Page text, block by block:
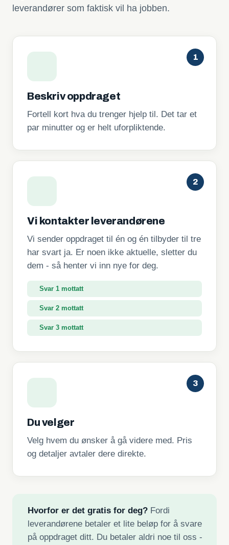
leverandører som faktisk vil ha jobben.
1
Beskriv oppdraget
Fortell kort hva du trenger hjelp til. Det tar et
par minutter og er helt uforpliktende.
2
Vi kontakter leverandørene
Vi sender oppdraget til én og én tilbyder til tre
har svart ja. Er noen ikke aktuelle, sletter du
dem - så henter vi inn nye for deg.
Svar 2 mottatt
Svar 3 mottatt
3
Du velger
Velg hvem du ønsker å gå videre med. Pris
og detaljer avtaler dere direkte.
Hvorfor er det gratis for deg?Fordi
leverandørene betaler et lite beløp for å svare
på oppdraget ditt. Du betaler aldri noe til oss -